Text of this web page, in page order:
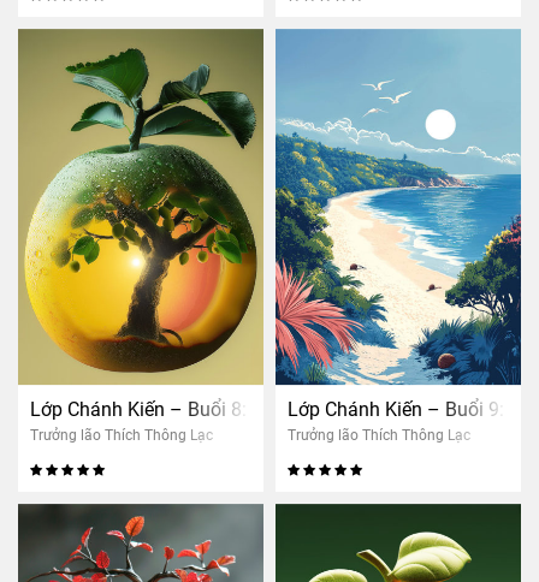
Lớp Chánh Kiến – Buổi 8: Nhân quả thảo mộc (nữ)
Trưởng lão Thích Thông Lạc
Lớp Chánh Kiến – Buổi 9:
Trưởng lão Thích Thông Lạc